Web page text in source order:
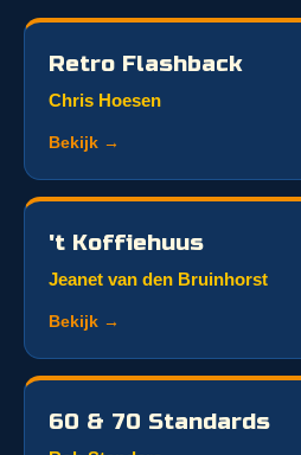
Retro Flashback
Chris Hoesen
Bekijk →
't Koffiehuus
Jeanet van den Bruinhorst
Bekijk →
60 & 70 Standards